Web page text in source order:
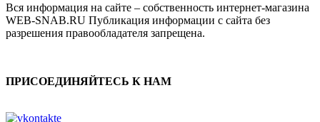
Вся информация на сайте – собственность интернет-магазина
WEB-SNAB.RU Публикация информации с сайта без
разрешения правообладателя запрещена.
ПРИСОЕДИНЯЙТЕСЬ К НАМ